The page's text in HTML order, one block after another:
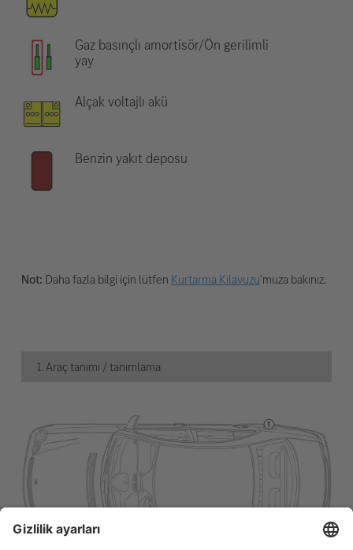
Gaz basınçlı amortisör/Ön gerilimli
yay
Alçak voltajlı akü
Benzin yakıt deposu
Not: Daha fazla bilgi için lütfen Kurtarma Kılavuzu'muza bakınız.
1. Araç tanımı / tanımlama